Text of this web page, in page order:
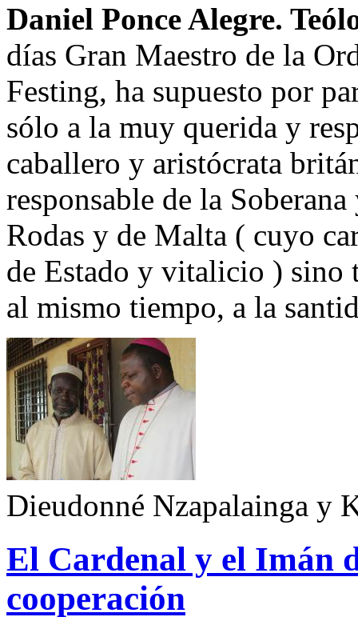
Daniel Ponce Alegre.
días Gran Maestro de la
Festing, ha supuesto por
sólo a la muy querida y
caballero y aristócrata
responsable de la
Rodas y de Malta ( cuyo
de Estado y vitalicio ) sino
al mismo tiempo, a la
Dieudonné Nzapalainga y
El Cardenal y el Imán
cooperación